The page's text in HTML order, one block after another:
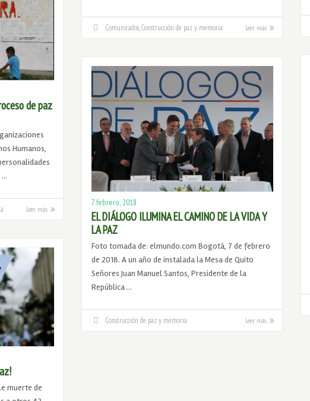
Comunicados Construcción de paz y memoria Leer más
de paz
Humanos,
…
Leer más
7 febrero, 2018
EL DIÁLOGO ILUMINA EL CAMINO DE LA VIDA Y
LA PAZ
Foto tomada de: elmundo.com Bogotá, 7 de febrero
de 2018. A un año de instalada la Mesa de Quito
Señores Juan Manuel Santos, Presidente de la
República …
Construcción de paz y memoria Leer más
muerte de